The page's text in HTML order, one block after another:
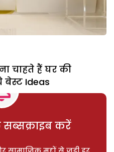
चाहते हैं घर की
बेस्ट Ideas
सब्सक्राइब करें